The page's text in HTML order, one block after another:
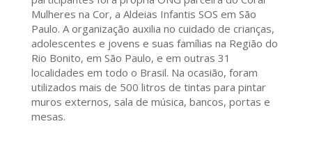
Mulheres na Cor, a Aldeias Infantis SOS em São
Paulo. A organização auxilia no cuidado de crianças,
adolescentes e jovens e suas famílias na Região do
Rio Bonito, em São Paulo, e em outras 31
localidades em todo o Brasil. Na ocasião, foram
utilizados mais de 500 litros de tintas para pintar
muros externos, sala de música, bancos, portas e
mesas.